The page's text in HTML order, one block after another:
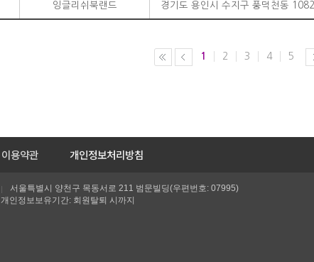
잉글리쉬북랜드 경기도 용인시 수지구 풍덕천동
1 2 3 4 5
이용약관 개인정보처리방침
|
서울특별시 양천구 목동서로 211 범문빌딩(우편번호: 07995)
개인정보보유기간: 회원탈퇴 시까지